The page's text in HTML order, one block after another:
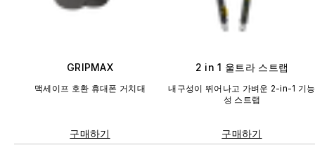
GRIPMAX
맥세이프 호환 휴대폰 거치대
구매하기
2 in 1 울트라 스트랩
내구성이 뛰어나고 가벼운 2-in-1 기능
성 스트랩
구매하기